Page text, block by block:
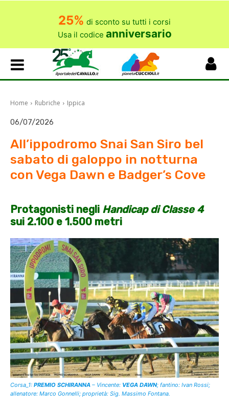
25% di sconto su tutti i corsi
Usa il codice anniversario
Home Rubriche Ippica
06/07/2026
All’ippodromo Snai San Siro bel
sabato di galoppo in notturna
con Vega Dawn e Badger’s Cove
Protagonisti negli Handicap di Classe 4
sui 2.100 e 1.500 metri
Corsa_1: PREMIO SCHIRANNA – Vincente: VEGA DAWN; fantino: Ivan Rossi;
allenatore: Marco Gonnelli; proprietà: Sig. Massimo Fontana.